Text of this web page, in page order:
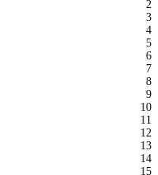
2
3
4
5
6
7
8
9
10
11
12
13
14
15